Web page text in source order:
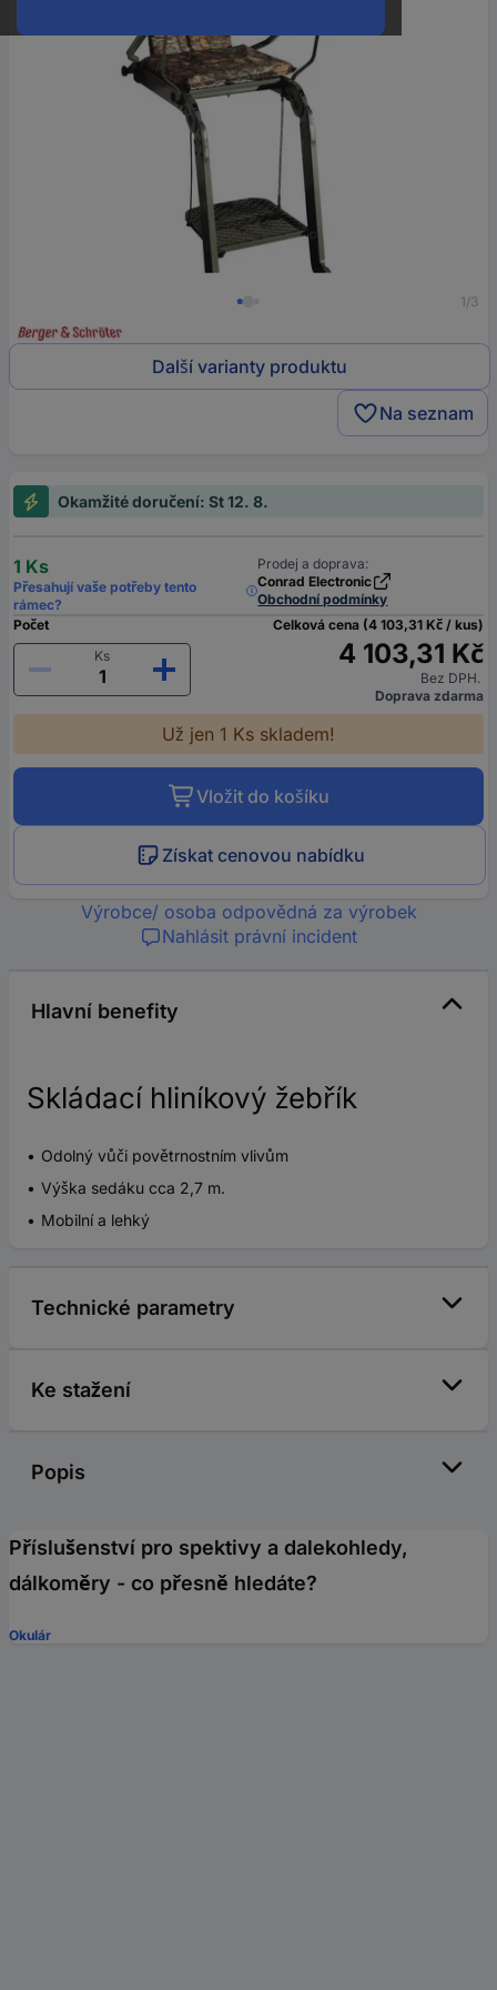
1/3
Další varianty produktu
Na seznam
Okamžité doručení: St 12. 8.
1 Ks
Přesahují vaše potřeby tento
rámec?
Prodej a doprava:
Conrad Electronic
Obchodní podmínky
Počet
Ks
Celková cena (4 103,31 Kč / kus)
4 103,31 Kč
Bez DPH.
Doprava zdarma
Už jen 1 Ks skladem!
Vložit do košíku
Získat cenovou nabídku
Výrobce/ osoba odpovědná za výrobek
Nahlásit právní incident
Hlavní benefity
Skládací hliníkový žebřík
Odolný vůči povětrnostním vlivům
Výška sedáku cca 2,7 m.
Mobilní a lehký
Technické parametry
Ke stažení
Popis
Příslušenství pro spektivy a dalekohledy,
dálkoměry - co přesně hledáte?
Okulár